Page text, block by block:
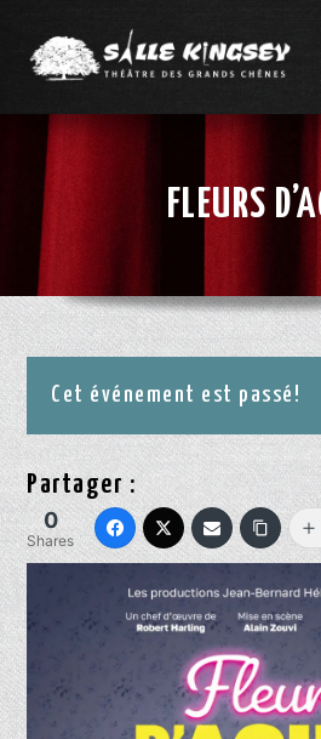
FLEURS
Cet événement est passé!
Partager :
0
Shares